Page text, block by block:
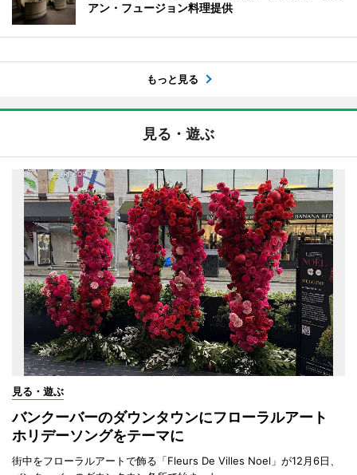
アン・フュージョン料理提供
もっと見る
見る・遊ぶ
見る・遊ぶ
バンクーバーのダウンタウンにフローラルアート
ホリデーソングをテーマに
街中をフローラルアートで飾る「Fleurs De Villes Noel」が12月6日、